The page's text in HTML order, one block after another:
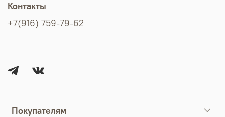
Покупателям
Контакты
+7(916) 759-79-62